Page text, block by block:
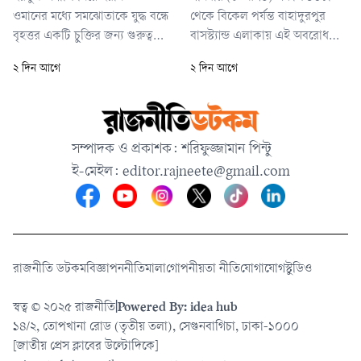
ওমানের মধ্যে সমঝোতাকে যুদ্ধ বন্ধে
বৃহত্তর একটি চুক্তির জন্য গুরুত্বপূর্ণ
ফেব্রুয়ারি ইরানে যুক্তরাষ্ট্র ও
শুরু হয়। এর পর বিশ্বের গুরুত্বপূর্ণ
জ্বালানি রপ্তানি পথ হরমুজ
প্রণালিতে ইরান কার্যত নিয়ন্ত্রণ
২ দিন আগে
থেকে বিকেল পর্যন্ত বাহাদুরপুর
বাসস্ট্যান্ড এলাকায় এই অবরোধ
২ দিন আগে
সম্পাদক ও প্রকাশক: শরিফুজ্জামান পিন্টু
ই-মেইল: editor.rajneete@gmail.com
রাজনীতি ডটকমবিজ্ঞাপননীতিমালাগোপনীয়তা নীতিযোগাযোগস্টুডিও
স্বত্ব © ২০২৫ রাজনীতিPowered By: idea hub
১৪/২, তোপখানা রোড (তৃতীয় তলা), সেগুনবাগিচা, ঢাকা-১০০০
[জাতীয় প্রেস ক্লাবের উল্টোদিকে]